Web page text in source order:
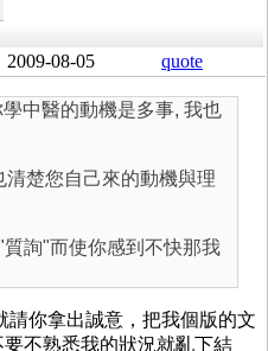
2009-08-05 quote
中醫的動機是多事, 我也
楚您自己來的動機與理
詢"而使你感到不快那我
請你拿出誠意，把我個版的文
不熟悉我的狀況就亂下結